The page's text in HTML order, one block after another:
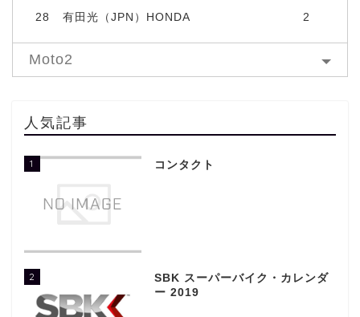
28 有田光（JPN）HONDA 2
Moto2
人気記事
1 コンタクト
2
SBK スーパーバイク・カレンダ
ー 2019